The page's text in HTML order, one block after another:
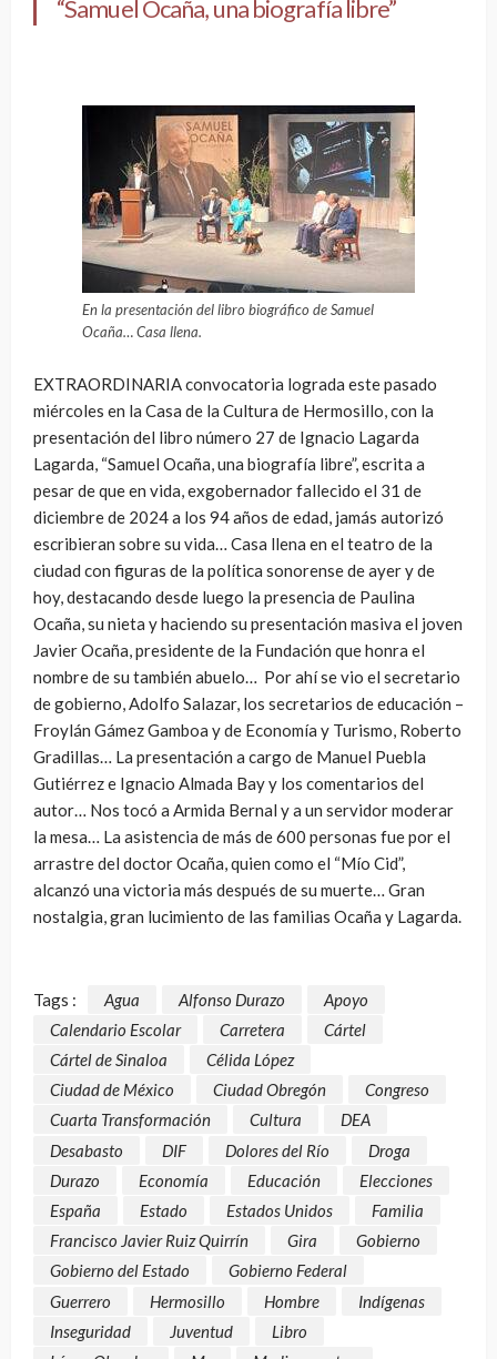
“Samuel Ocaña, una biografía libre”
En la presentación del libro biográfico de Samuel
Ocaña… Casa llena.
EXTRAORDINARIA convocatoria lograda este pasado
miércoles en la Casa de la Cultura de Hermosillo, con la
presentación del libro número 27 de Ignacio Lagarda
Lagarda, “Samuel Ocaña, una biografía libre”, escrita a
pesar de que en vida, exgobernador fallecido el 31 de
diciembre de 2024 a los 94 años de edad, jamás autorizó
escribieran sobre su vida… Casa llena en el teatro de la
ciudad con figuras de la política sonorense de ayer y de
hoy, destacando desde luego la presencia de Paulina
Ocaña, su nieta y haciendo su presentación masiva el joven
Javier Ocaña, presidente de la Fundación que honra el
nombre de su también abuelo… Por ahí se vio el secretario
de gobierno, Adolfo Salazar, los secretarios de educación –
Froylán Gámez Gamboa y de Economía y Turismo, Roberto
Gradillas… La presentación a cargo de Manuel Puebla
Gutiérrez e Ignacio Almada Bay y los comentarios del
autor… Nos tocó a Armida Bernal y a un servidor moderar
la mesa… La asistencia de más de 600 personas fue por el
arrastre del doctor Ocaña, quien como el “Mío Cid”,
alcanzó una victoria más después de su muerte… Gran
nostalgia, gran lucimiento de las familias Ocaña y Lagarda.
Tags : Agua Alfonso Durazo
Apoyo
Calendario Escolar
Carretera
Cártel
Cártel de Sinaloa
Célida López
Ciudad de México
Ciudad Obregón
Congreso
Cuarta Transformación
Cultura
DEA
Desabasto
DIF Dolores del Río
Droga
Durazo
Economía Educación
Elecciones
España
Estado Estados Unidos
Familia
Francisco Javier Ruiz Quirrín
Gira
Gobierno
Gobierno del Estado
Gobierno Federal
Guerrero
Hermosillo Hombre
Indígenas
Inseguridad
Juventud
Libro